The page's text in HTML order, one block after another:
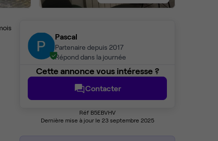
Pascal
Partenaire depuis 2017
Répond dans la journée
Cette annonce vous intéresse ?
Contacter
Réf B5EBVHV
Dernière mise à jour le 23 septembre 2025